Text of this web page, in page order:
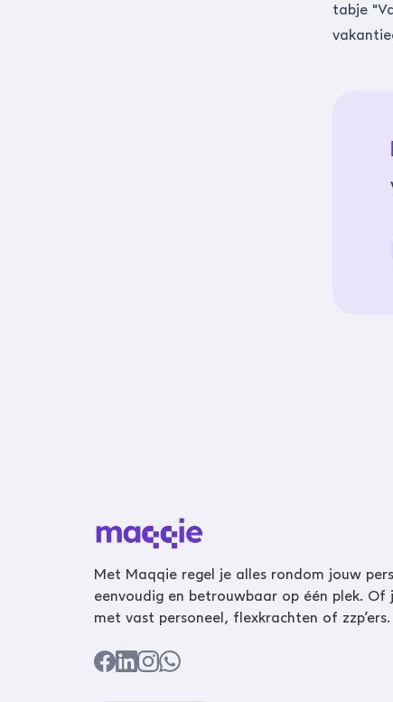
tabje
Met Maqqie regel je alles rondom jouw
eenvoudig en betrouwbaar op één plek. Of
met vast personeel, flexkrachten of zzp’ers.